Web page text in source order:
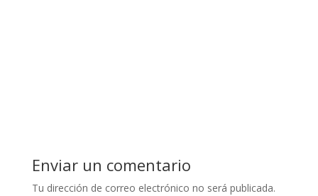
Enviar un comentario
Tu dirección de correo electrónico no será publicada.